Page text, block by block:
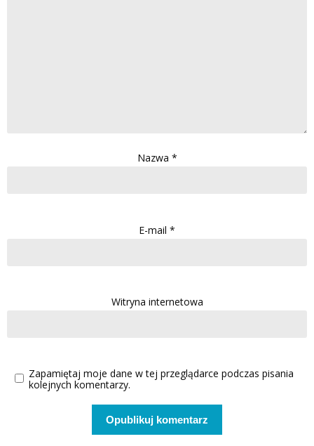
Nazwa *
E-mail *
Witryna internetowa
Zapamiętaj moje dane w tej przeglądarce podczas pisania
kolejnych komentarzy.